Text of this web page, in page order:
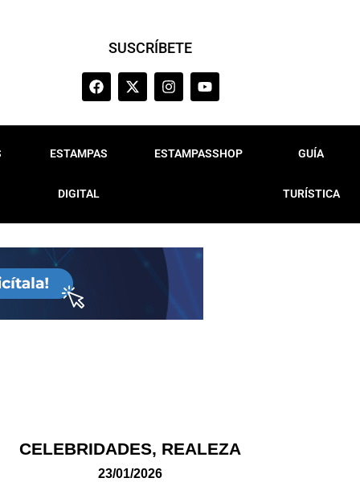
SUSCRÍBETE
ESTAMPAS
DIGITAL
ESTAMPASSHOP GUÍA
TURÍSTICA
CELEBRIDADES, REALEZA
23/01/2026